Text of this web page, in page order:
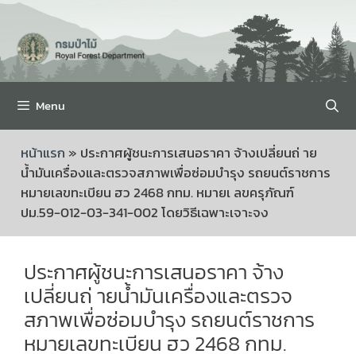
Menu
หน้าแรก » ประกาศผู้ชนะการเสนอราคา จ้างเปลี่ยนถ่ าย
น้ำมันเครื่องและตรวจสภาพเพื่อซ่อมบำรุง รถยนต์ราชการ
หมายเลขทะเบียน ฮว 2468 กทม. หมายเ ลขครุภัณฑ์
ปม.59-012-03-341-002 โดยวิธีเฉพาะเจาะจง
ประกาศผู้ชนะการเสนอราคา จ้าง
เปลี่ยนถ่ ายน้ำมันเครื่องและตรวจ
สภาพเพื่อซ่อมบำรุง รถยนต์ราชการ
หมายเลขทะเบียน ฮว 2468 กทม.